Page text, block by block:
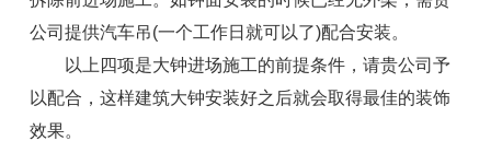
公司提供汽车吊(一个工作日就可以了)配合安装。
以上四项是大钟进场施工的前提条件，请贵公司予
以配合，这样建筑大钟安装好之后就会取得最佳的装饰
效果。